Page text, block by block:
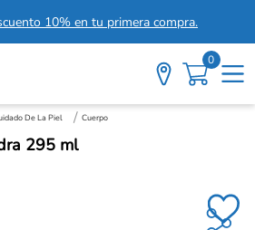
10% en tu primera compra.
0
De La Piel Cuerpo
295 ml